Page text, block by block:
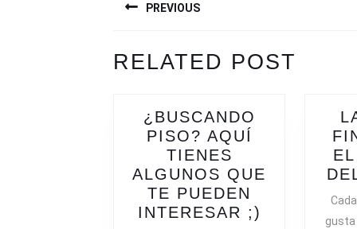
DE
ENTRADAS
PREVIOUS
post:
RELATED POST
¿BUSCANDO
PISO? AQUÍ
TIENES
ALGUNOS QUE
TE PUEDEN
INTERESAR ;)